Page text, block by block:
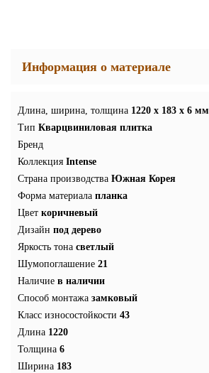
Информация о материале
Длина, ширина, толщина 1220 x 183 x 6 мм
Тип Кварцвиниловая плитка
Бренд
Коллекция Intense
Страна производства Южная Корея
Форма материала планка
Цвет коричневый
Дизайн под дерево
Яркость тона светлый
Шумопоглашение 21
Наличие в наличии
Способ монтажа замковый
Класс износостойкости 43
Длина 1220
Толщина 6
Ширина 183